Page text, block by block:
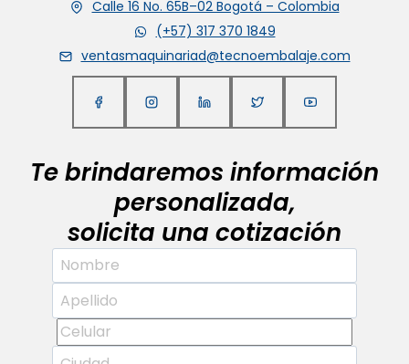
Calle 16 No. 65B–02 Bogotá – Colombia
(+57) 317 370 1849
ventasmaquinariad@tecnoembalaje.com
Te brindaremos información
personalizada,
solicita una cotización